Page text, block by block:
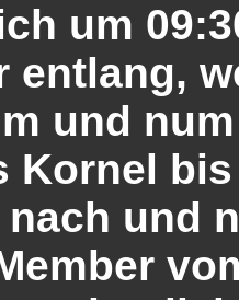
um
entlang,
und
Kornel
nach und